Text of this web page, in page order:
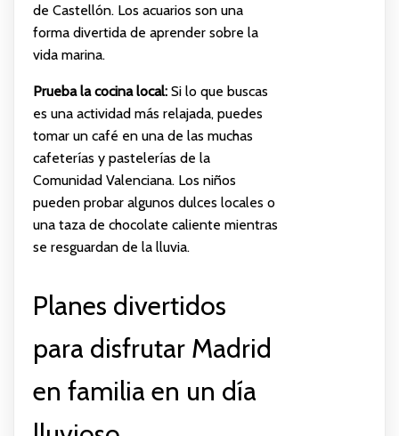
de Castellón. Los acuarios son una
forma divertida de aprender sobre la
vida marina.
Prueba la cocina local:Si lo que buscas
es una actividad más relajada, puedes
tomar un café en una de las muchas
cafeterías y pastelerías de la
Comunidad Valenciana. Los niños
pueden probar algunos dulces locales o
una taza de chocolate caliente mientras
se resguardan de la lluvia.
Planes divertidos
para disfrutar Madrid
en familia en un día